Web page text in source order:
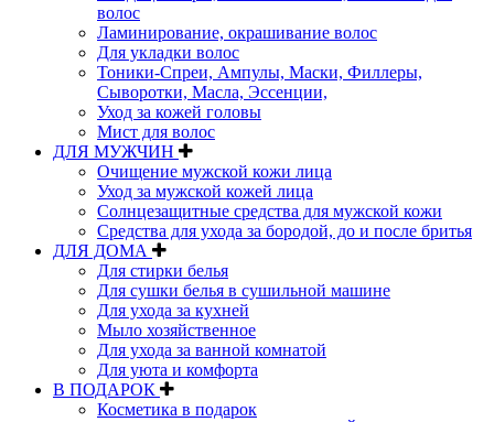
волос
Ламинирование, окрашивание волос
Для укладки волос
Тоники-Спреи, Ампулы, Маски, Филлеры,
Сыворотки, Масла, Эссенции,
Уход за кожей головы
Мист для волос
ДЛЯ МУЖЧИН
Очищение мужской кожи лица
Уход за мужской кожей лица
Солнцезащитные средства для мужской кожи
Средства для ухода за бородой, до и после бритья
ДЛЯ ДОМА
Для стирки белья
Для сушки белья в сушильной машине
Для ухода за кухней
Мыло хозяйственное
Для ухода за ванной комнатой
Для уюта и комфорта
В ПОДАРОК
Косметика в подарок